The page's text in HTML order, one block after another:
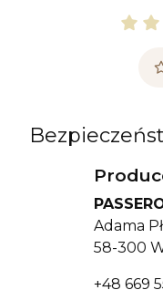
Adama
58-300
+48 669